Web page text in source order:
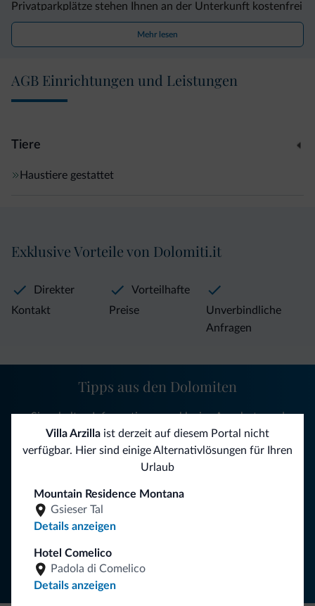
Privatparkplätze stehen Ihnen an der Unterkunft kostenfrei
zur Verfügung. Die Villa eignet sich ideal als Ausgangspunkt
für Wanderungen, Radtouren und Wassersportaktivitäten.
minütigen Autofahrt.
Mehr lesen
AGB Einrichtungen und Leistungen
Tiere
Haustiere gestattet
Villa Arzilla ist derzeit auf diesem Portal nicht
verfügbar. Hier sind einige Alternativlösungen für Ihren
Urlaub
Mountain Residence Montana
Gsieser Tal
Details anzeigen
Hotel Comelico
Padola di Comelico
Details anzeigen
Exklusive Vorteile von Dolomiti.it
Direkter
Kontakt
Vorteilhafte
Preise
Unverbindliche
Anfragen
Tipps aus den Dolomiten
Sie erhalten Informationen, exklusive Angebote und
Neuigkeiten für Ihren Urlaub in den Dolomiten.
NEWSLETTER ABONNIEREN